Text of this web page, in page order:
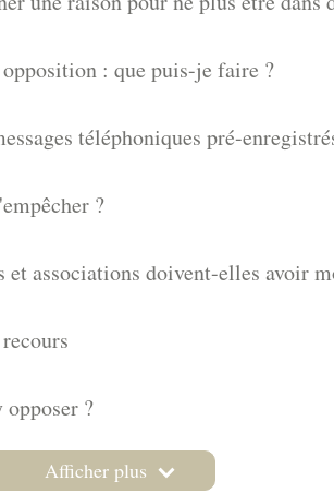
: que puis-je faire ?
téléphoniques pré-
?
associations doivent-elles avoir
?
Afficher plus